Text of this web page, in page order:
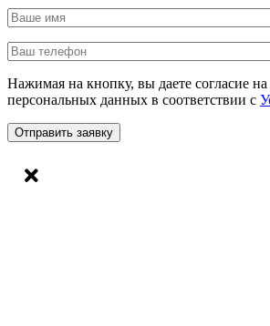
Нажимая на кнопку, вы даете согласие
персональных данных в соответствии с